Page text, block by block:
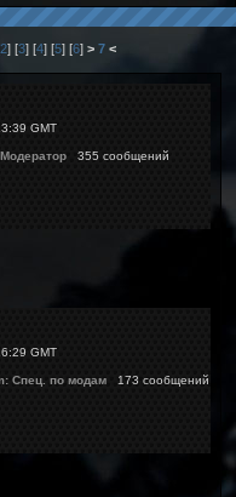
2] [3] [4] [5] [6] > 7 <
GMT
355 сообщений
GMT
Спец. по модам 173 сообщений